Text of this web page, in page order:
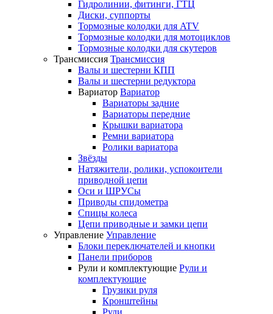
Гидролинии, фитинги, ГТЦ
Диски, суппорты
Тормозные колодки для ATV
Тормозные колодки для мотоциклов
Тормозные колодки для скутеров
Трансмиссия Трансмиссия
Валы и шестерни КПП
Валы и шестерни редуктора
Вариатор Вариатор
Вариаторы задние
Вариаторы передние
Крышки вариатора
Ремни вариатора
Ролики вариатора
Звёзды
Натяжители, ролики, успокоители
приводной цепи
Оси и ШРУСы
Приводы спидометра
Спицы колеса
Цепи приводные и замки цепи
Управление Управление
Блоки переключателей и кнопки
Панели приборов
Рули и комплектующие Рули и
комплектующие
Грузики руля
Кронштейны
Рули